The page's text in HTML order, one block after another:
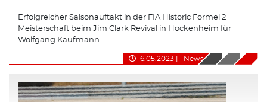
Erfolgreicher Saisonauftakt in der FIA Historic Formel 2
Meisterschaft beim Jim Clark Revival in Hockenheim für
Wolfgang Kaufmann.
16.05.2023 News